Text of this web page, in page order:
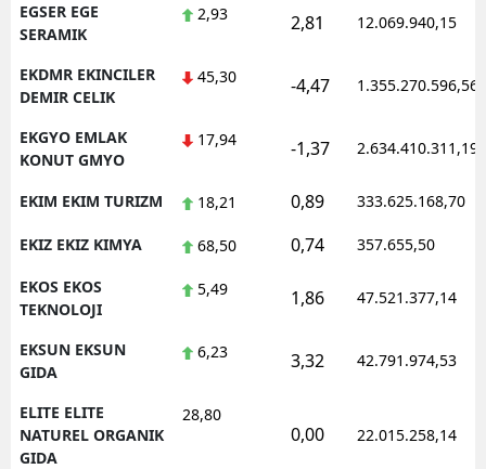
EGSER EGE
SERAMIK
2,93 2,81 12.069.940,15
EKDMR EKINCILER
DEMIR CELIK
45,30 -4,47 1.355.270.596,56
EKGYO EMLAK
KONUT GMYO
17,94 -1,37 2.634.410.311,19
EKIM EKIM TURIZM 18,21 0,89 333.625.168,70
EKIZ EKIZ KIMYA 68,50 0,74 357.655,50
EKOS EKOS
TEKNOLOJI
5,49 1,86 47.521.377,14
EKSUN EKSUN
GIDA
6,23 3,32 42.791.974,53
ELITE ELITE
NATUREL ORGANIK
GIDA
28,80
0,00 22.015.258,14